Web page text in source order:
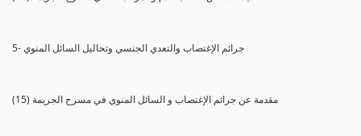
5- جرائم الإغتصاب والتعدي الجنسي وتحاليل السائل المنوي
(15) مقدمة عن جرائم الإغتصاب و السائل المنوي في مسرح الجريمة